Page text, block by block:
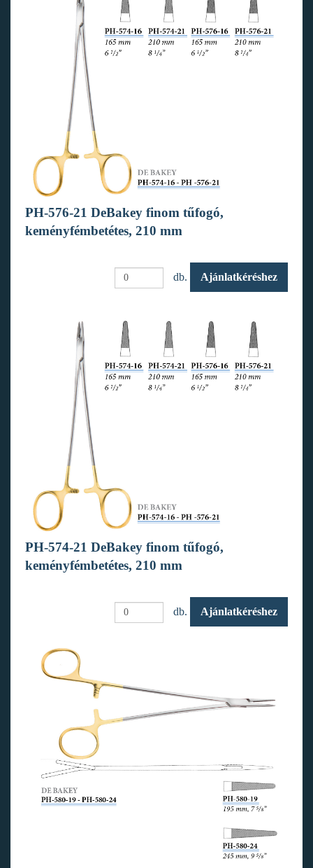
PH-576-21 DeBakey finom tűfogó,
keményfémbetétes, 210 mm
db. Ajánlatkéréshez
PH-574-21 DeBakey finom tűfogó,
keményfémbetétes, 210 mm
db. Ajánlatkéréshez